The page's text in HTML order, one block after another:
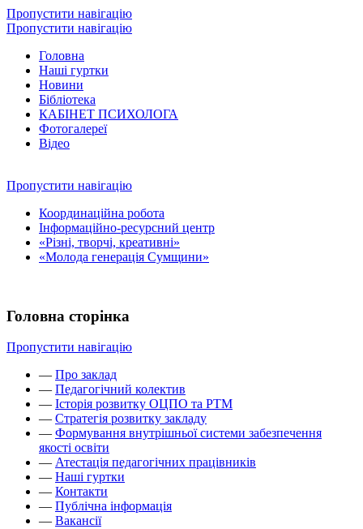
Пропустити навігацію
Пропустити навігацію
Головна
Наші гуртки
Новини
Бібліотека
КАБІНЕТ ПСИХОЛОГА
Фотогалереї
Відео
Пропустити навігацію
Координаційна робота
Інформаційно-ресурсний центр
«Різні, творчі, креативні»
«Молода генерація Сумщини»
Головна сторінка
Пропустити навігацію
— Про заклад
— Педагогічний колектив
— Історія розвитку ОЦПО та РТМ
— Стратегія розвитку закладу
— Формування внутрішньої системи забезпечення
якості освіти
— Атестація педагогічних працівників
— Наші гуртки
— Контакти
— Публічна інформація
— Вакансії